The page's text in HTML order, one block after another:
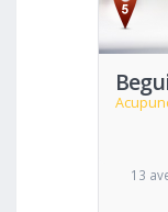
13